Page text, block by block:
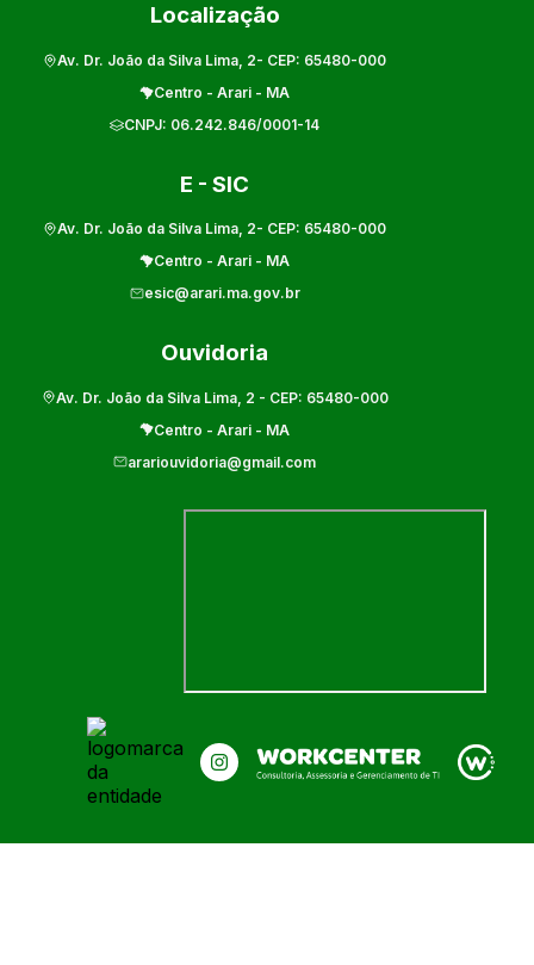
Localização
Av. Dr. João da Silva Lima, 2- CEP: 65480-000
Centro - Arari - MA
CNPJ: 06.242.846/0001-14
E - SIC
Av. Dr. João da Silva Lima, 2- CEP: 65480-000
Centro - Arari - MA
esic@arari.ma.gov.br
Ouvidoria
Av. Dr. João da Silva Lima, 2 - CEP: 65480-000
Centro - Arari - MA
arariouvidoria@gmail.com